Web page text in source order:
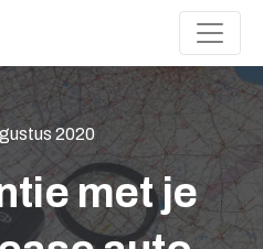
2020
met je